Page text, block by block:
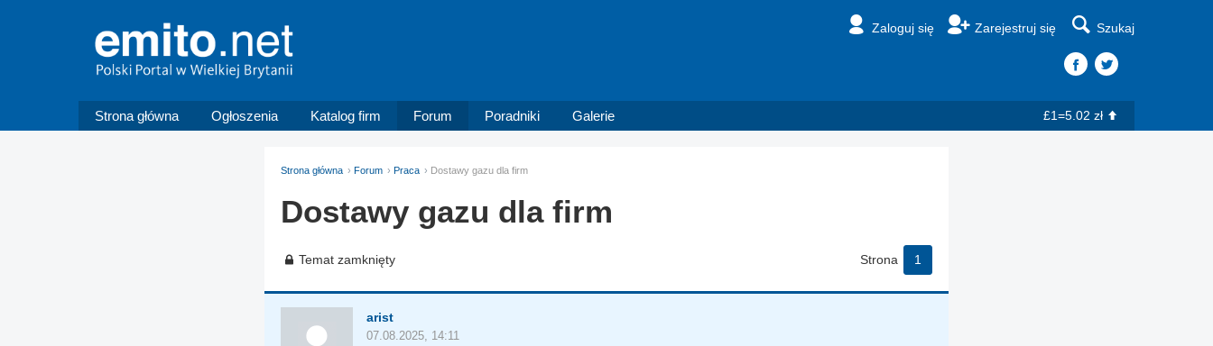
Zaloguj się Zarejestruj się Szukaj
Strona główna Ogłoszenia Katalog firm Forum Poradniki Galerie £1=5.02 zł
Strona główna Forum Praca Dostawy gazu dla firm
Dostawy gazu dla firm
Temat zamknięty Strona 1
arist
07.08.2025, 14:11